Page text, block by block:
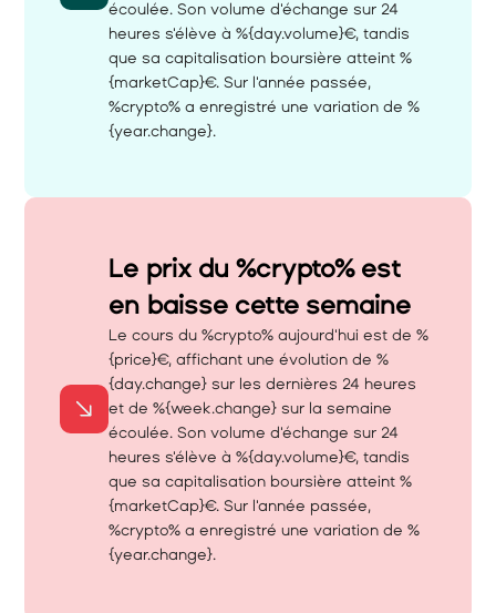
écoulée. Son volume d'échange sur 24
heures s'élève à %{day.volume}€, tandis
que sa capitalisation boursière atteint %
{marketCap}€. Sur l'année passée,
%crypto% a enregistré une variation de %
{year.change}.
Le prix du %crypto% est
en baisse cette semaine
Le cours du %crypto% aujourd'hui est de %
{price}€, affichant une évolution de %
{day.change} sur les dernières 24 heures
et de %{week.change} sur la semaine
écoulée. Son volume d'échange sur 24
heures s'élève à %{day.volume}€, tandis
que sa capitalisation boursière atteint %
{marketCap}€. Sur l'année passée,
%crypto% a enregistré une variation de %
{year.change}.